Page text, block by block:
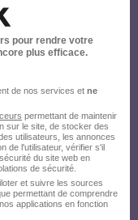
!
pour rendre votre
plus efficace.
de nos services et ne
permettant de maintenir
sur le site, de stocker des
utilisateurs, les annonces
de l'utilisateur, vérifier s'il
du site web en
de sécurité.
et suivre les sources
permettant de comprendre
applications en fonction